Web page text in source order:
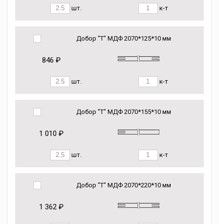
шт. к-т
Добор "Т" МДФ 2070*125*10 мм
846 ₽
шт. к-т
Добор "Т" МДФ 2070*155*10 мм
1 010 ₽
шт. к-т
Добор "Т" МДФ 2070*220*10 мм
1 362 ₽